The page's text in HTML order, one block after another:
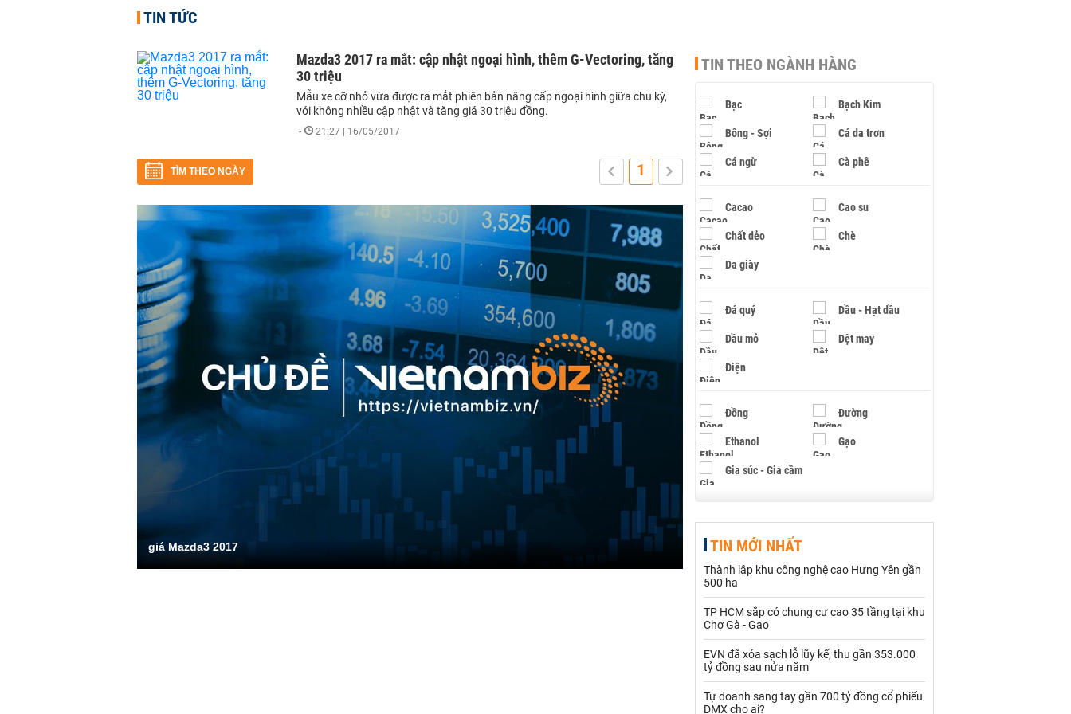
TIN TỨC
Mazda3 2017 ra mắt: cập nhật ngoại hình, thêm G-Vectoring, tăng
30 triệu
Mẫu xe cỡ nhỏ vừa được ra mắt phiên bản nâng cấp ngoại hình giữa chu kỳ,
với không nhiều cập nhật và tăng giá 30 triệu đồng.
- 21:27 | 16/05/2017
TÌM THEO NGÀY 1
giá Mazda3 2017
TIN THEO NGÀNH HÀNG
Bạc Bạch Kim
Bông - Sợi Cá da trơn
Cá ngừ Cà phê
Cacao Cao su
Chất dẻo Chè
Da giày
Đá quý Dầu - Hạt dầu
Dầu mỏ Dệt may
Điện
Đồng Đường
Ethanol Gạo
Gia súc - Gia cầm
Hạt điều
Khí đốt
Kim loại khác Mắc ca
Muối Ngũ cốc
Nhựa - Hạt nhựa
TIN MỚI NHẤT
Thành lập khu công nghệ cao Hưng Yên gần
500 ha
TP HCM sắp có chung cư cao 35 tầng tại khu
Chợ Gà - Gạo
EVN đã xóa sạch lỗ lũy kế, thu gần 353.000
tỷ đồng sau nửa năm
Tự doanh sang tay gần 700 tỷ đồng cổ phiếu
DMX cho ai?